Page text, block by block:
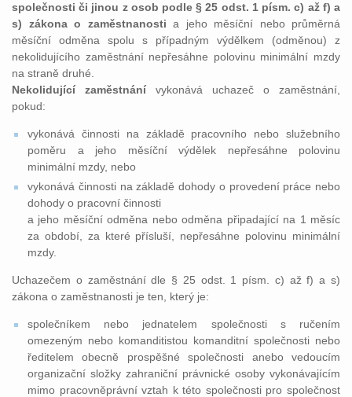
společnosti či jinou z osob podle § 25 odst. 1 písm. c) až f) a
s) zákona o zaměstnanosti a jeho měsíční nebo průměrná
měsíční odměna spolu s případným výdělkem (odměnou) z
nekolidujícího zaměstnání nepřesáhne polovinu minimální mzdy
na straně druhé.
Nekolidující zaměstnání vykonává uchazeč o zaměstnání,
pokud:
vykonává činnosti na základě pracovního nebo služebního
poměru a jeho měsíční výdělek nepřesáhne polovinu
minimální mzdy, nebo
vykonává činnosti na základě dohody o provedení práce nebo
dohody o pracovní činnosti
a jeho měsíční odměna nebo odměna připadající na 1 měsíc
za období, za které přísluší, nepřesáhne polovinu minimální
mzdy.
Uchazečem o zaměstnání dle § 25 odst. 1 písm. c) až f) a s)
zákona o zaměstnanosti je ten, který je:
společníkem nebo jednatelem společnosti s ručením
omezeným nebo komanditistou komanditní společnosti nebo
ředitelem obecně prospěšné společnosti anebo vedoucím
organizační složky zahraniční právnické osoby vykonávajícím
mimo pracovněprávní vztah k této společnosti pro společnost